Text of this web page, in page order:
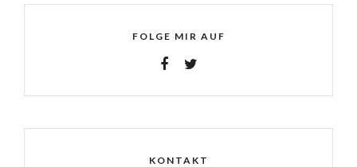
FOLGE MIR AUF
KONTAKT